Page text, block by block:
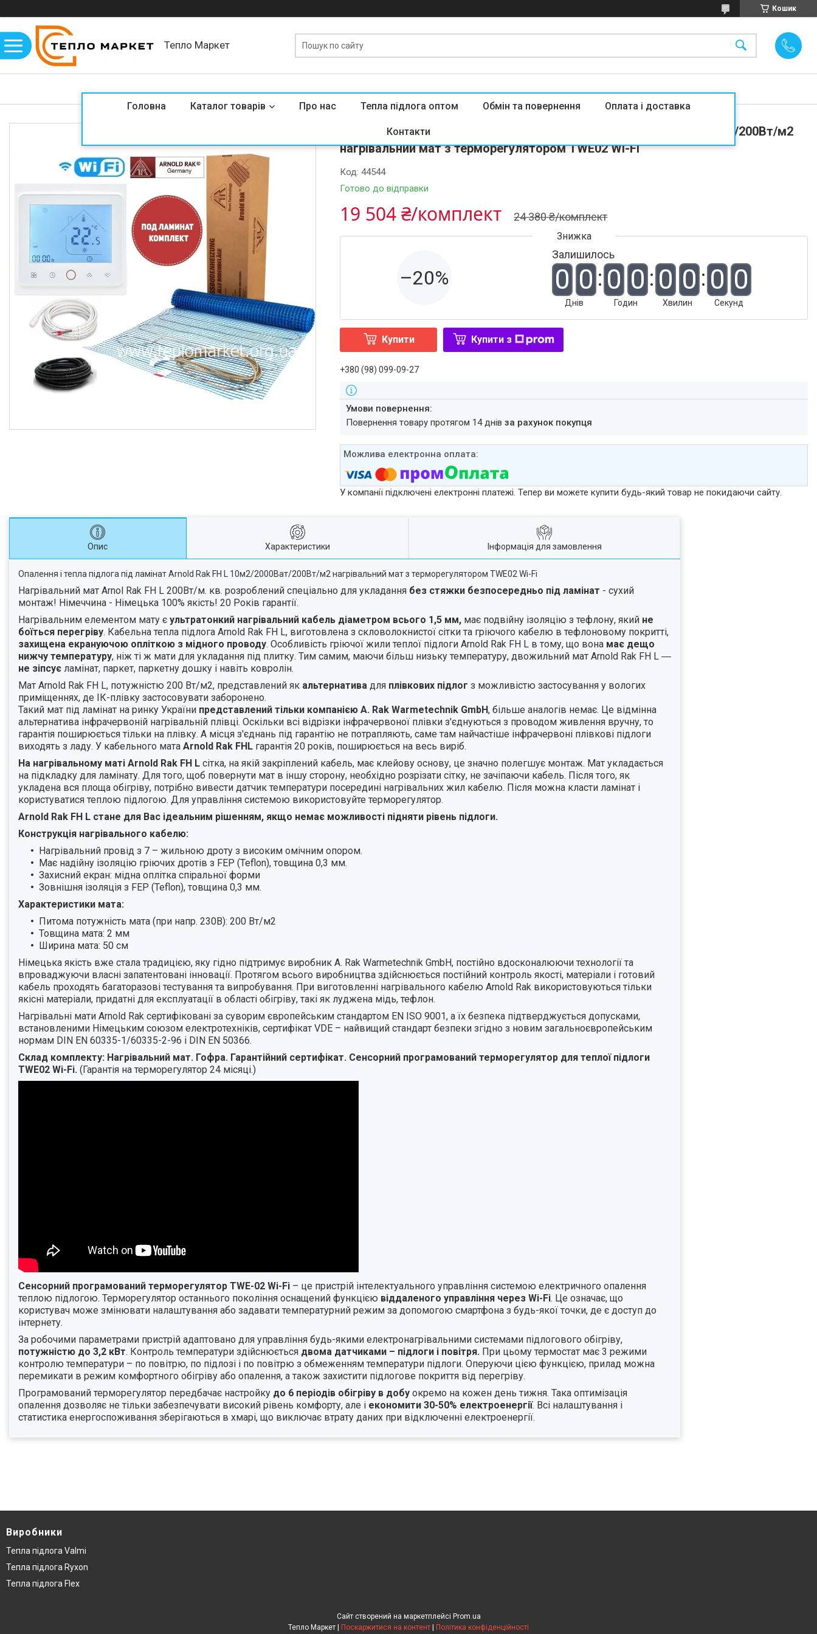
Кошик
Тепло Маркет
Головна Каталог товарів Про нас Тепла підлога оптом Обмін та повернення Оплата і доставка
Контакти
Опалення і тепла підлога під ламінат Arnold Rak FH L 10м2/2000Ват/200Вт/м2
нагрівальний мат з терморегулятором TWE02 Wi-Fi
Готово до відправки
Код:44544
24 380 ₴/комплект
19 504 ₴/комплект
–20%
Залишилось
0 0
Днів
0 0
Годин
0 0
Хвилин
0 0
Секунд
Купити Купити з
+380 (98) 099-09-27
повернення товару протягом 14 днівза рахунок покупця
У компанії підключені електронні платежі. Тепер ви можете купити будь-який товар не покидаючи сайту.
Опис Характеристики Інформація для замовлення
Опалення і тепла підлога під ламінат Arnold Rak FH L 10м2/2000Ват/200Вт/м2 нагрівальний мат з терморегулятором TWE02 Wi-Fi
Нагрівальний мат Arnol Rak FH L 200Вт/м. кв. розроблений спеціально для укладання без стяжки безпосередньо під ламінат - сухий
монтаж! Німеччина - Німецька 100% якість! 20 Років гарантії.
Нагрівальним елементом мату є ультратонкий нагрівальний кабель діаметром всього 1,5 мм, має подвійну ізоляцію з тефлону, який не
боїться перегріву. Кабельна тепла підлога Arnold Rak FH L, виготовлена з скловолокнистої сітки та гріючого кабелю в тефлоновому покритті,
захищена екрануючою опліткою з мідного проводу. Особливість гріючої жили теплої підлоги Arnold Rak FH L в тому, що вона має дещо
нижчу температуру, ніж ті ж мати для укладання під плитку. Тим самим, маючи більш низьку температуру, двожильний мат Arnold Rak FH L ―
не зіпсує ламінат, паркет, паркетну дошку і навіть ковролін.
Мат Arnold Rak FH L, потужністю 200 Вт/м2, представлений як альтернатива для плівкових підлог з можливістю застосування у вологих
приміщеннях, де ІК-плівку застосовувати заборонено.
Такий мат під ламінат на ринку України представлений тільки компанією A. Rak Warmetechnik GmbH, більше аналогів немає. Це відмінна
альтернатива інфрачервоній нагрівальній плівці. Оскільки всі відрізки інфрачервоної плівки з'єднуються з проводом живлення вручну, то
гарантія поширюється тільки на плівку. А місця з'єднань під гарантію не потрапляють, саме там найчастіше інфрачервоні плівкові підлоги
виходять з ладу. У кабельного мата Arnold Rak FHL гарантія 20 років, поширюється на весь виріб.
На нагрівальному маті Arnold Rak FH L сітка, на якій закріплений кабель, має клейову основу, це значно полегшує монтаж. Мат укладається
на підкладку для ламінату. Для того, щоб повернути мат в іншу сторону, необхідно розрізати сітку, не зачіпаючи кабель. Після того, як
укладена вся площа обігріву, потрібно вивести датчик температури посередині нагрівальних жил кабелю. Після можна класти ламінат і
користуватися теплою підлогою. Для управління системою використовуйте терморегулятор.
Arnold Rak FH L стане для Вас ідеальним рішенням, якщо немає можливості підняти рівень підлоги.
Конструкція нагрівального кабелю:
Нагрівальний провід з 7 – жильною дроту з високим омічним опором.
Має надійну ізоляцію гріючих дротів з FEP (Teflon), товщина 0,3 мм.
Захисний екран: мідна оплітка спіральної форми
Зовнішня ізоляція з FEP (Teflon), товщина 0,3 мм.
Характеристики мата:
Питома потужність мата (при напр. 230В): 200 Вт/м2
Товщина мата: 2 мм
Ширина мата: 50 см
Німецька якість вже стала традицією, яку гідно підтримує виробник A. Rak Warmetechnik GmbH, постійно вдосконалюючи технології та
впроваджуючи власні запатентовані інновації. Протягом всього виробництва здійснюється постійний контроль якості, матеріали і готовий
кабель проходять багаторазові тестування та випробування. При виготовленні нагрівального кабелю Arnold Rak використовуються тільки
якісні матеріали, придатні для експлуатації в області обігріву, такі як луджена мідь, тефлон.
Нагрівальні мати Arnold Rak сертифіковані за суворим європейським стандартом EN ISO 9001, а їх безпека підтверджується допусками,
встановленими Німецьким союзом електротехніків, сертифікат VDE – найвищий стандарт безпеки згідно з новим загальноєвропейським
нормам DIN EN 60335-1/60335-2-96 і DIN EN 50366.
Склад комплекту: Нагрівальний мат. Гофра. Гарантійний сертифікат. Сенсорний програмований терморегулятор для теплої підлоги
TWE02 Wi-Fi. (Гарантія на терморегулятор 24 місяці.)
Сенсорний програмований терморегулятор TWE-02 Wi-Fi – це пристрій інтелектуального управління системою електричного опалення
теплою підлогою. Терморегулятор останнього покоління оснащений функцією віддаленого управління через Wi-Fi. Це означає, що
користувач може змінювати налаштування або задавати температурний режим за допомогою смартфона з будь-якої точки, де є доступ до
інтернету.
За робочими параметрами пристрій адаптовано для управління будь-якими електронагрівальними системами підлогового обігріву,
потужністю до 3,2 кВт. Контроль температури здійснюється двома датчиками – підлоги і повітря. При цьому термостат має 3 режими
контролю температури – по повітрю, по підлозі і по повітрю з обмеженням температури підлоги. Оперуючи цією функцією, прилад можна
перемикати в режим комфортного обігріву або опалення, а також захистити підлогове покриття від перегріву.
Програмований терморегулятор передбачає настройку до 6 періодів обігріву в добу окремо на кожен день тижня. Така оптимізація
опалення дозволяє не тільки забезпечувати високий рівень комфорту, але і економити 30-50% електроенергії. Всі налаштування і
статистика енергоспоживання зберігаються в хмарі, що виключає втрату даних при відключенні електроенергії.
Виробники
Тепла підлога Valmi
Тепла підлога Ryxon
Тепла підлога Flex
Сайт створений на маркетплейсі Prom.ua
Поскаржитися на контент Політика конфіденційності